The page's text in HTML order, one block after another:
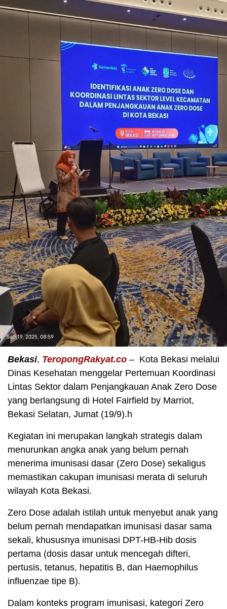
Bekasi, TeropongRakyat.co – Kota Bekasi melalui
Dinas Kesehatan menggelar Pertemuan Koordinasi
Lintas Sektor dalam Penjangkauan Anak Zero Dose
yang berlangsung di Hotel Fairfield by Marriot,
Bekasi Selatan, Jumat (19/9).h
Kegiatan ini merupakan langkah strategis dalam
menurunkan angka anak yang belum pernah
menerima imunisasi dasar (Zero Dose) sekaligus
memastikan cakupan imunisasi merata di seluruh
wilayah Kota Bekasi.
Zero Dose adalah istilah untuk menyebut anak yang
belum pernah mendapatkan imunisasi dasar sama
sekali, khususnya imunisasi DPT-HB-Hib dosis
pertama (dosis dasar untuk mencegah difteri,
pertusis, tetanus, hepatitis B, dan Haemophilus
influenzae tipe B).
Dalam konteks program imunisasi, kategori Zero